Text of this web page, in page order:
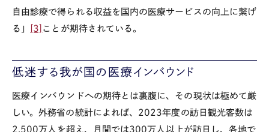
自由診療で得られる収益を国内の医療サービスの向上に繋げ
る」
[3] ことが期待されている。
低迷する我が国の医療インバウンド
医療インバウンドへの期待とは裏腹に、その現状は極めて厳
しい。外務省の統計によれば、 2023年度の訪日観光客数は
2,500万人を超え、月間では300万人以上が訪日し、各地で